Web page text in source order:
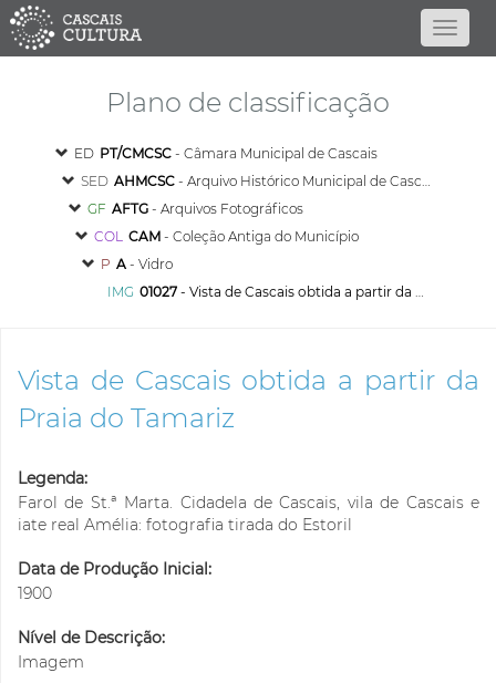
Plano de classificação
ED PT/CMCSC - Câmara Municipal de Cascais
SED AHMCSC - Arquivo Histórico Municipal de Cascais
GF AFTG - Arquivos Fotográficos
COL CAM - Coleção Antiga do Município
P A - Vidro
IMG 01027 - Vista de Cascais obtida a partir da Praia do Tamariz
Vista de Cascais obtida a partir da
Praia do Tamariz
Legenda:
Farol de St.ª Marta. Cidadela de Cascais, vila de Cascais e
iate real Amélia: fotografia tirada do Estoril
Data de Produção Inicial:
1900
Nível de Descrição:
Imagem